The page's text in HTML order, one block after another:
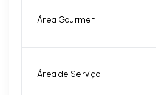
Área Gourmet
Área de Serviço